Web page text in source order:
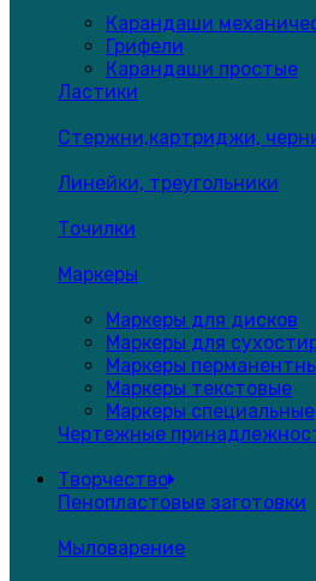
Карандаши
Грифели
Карандаши простые
Ластики
Стержни,картриджи,
Линейки, треугольники
Точилки
Маркеры
Маркеры для дисков
Маркеры для
Маркеры
Маркеры текстовые
Маркеры специальные
Чертежные
Творчество
Пенопластовые заготовки
Мыловарение